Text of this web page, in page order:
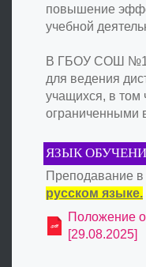
повышение
учебной
В ГБОУ СОШ
для ведения
учащихся, в том
ограниченными
ЯЗЫК
Преподавание
русском языке.
Положение
[29.08.2025]